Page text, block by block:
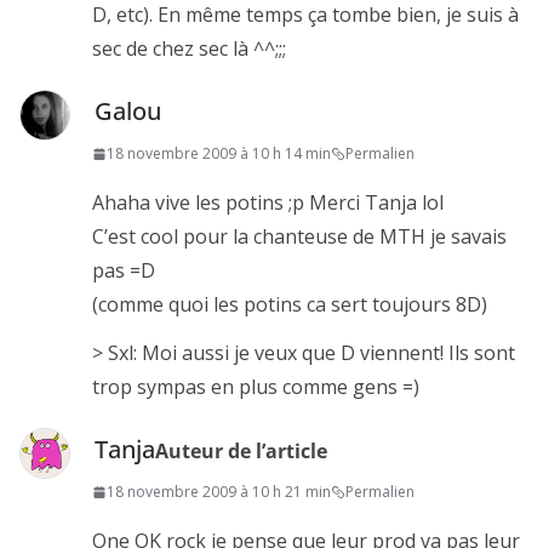
D, etc). En même temps ça tombe bien, je suis à
sec de chez sec là ^^;;;
Galou
18 novembre 2009 à 10 h 14 min Permalien
Ahaha vive les potins ;p Merci Tanja lol
C’est cool pour la chanteuse de MTH je savais
pas =D
(comme quoi les potins ca sert toujours 8D)
> Sxl: Moi aussi je veux que D viennent! Ils sont
trop sympas en plus comme gens =)
TanjaAuteur de l’article
18 novembre 2009 à 10 h 21 min Permalien
One OK rock je pense que leur prod va pas leur